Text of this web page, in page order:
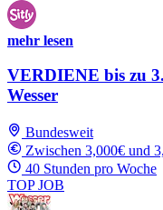
mehr lesen
VERDIENE bis zu
Wesser
Bundesweit
Zwischen 3,000€ und
40 Stunden pro Woche
TOP JOB